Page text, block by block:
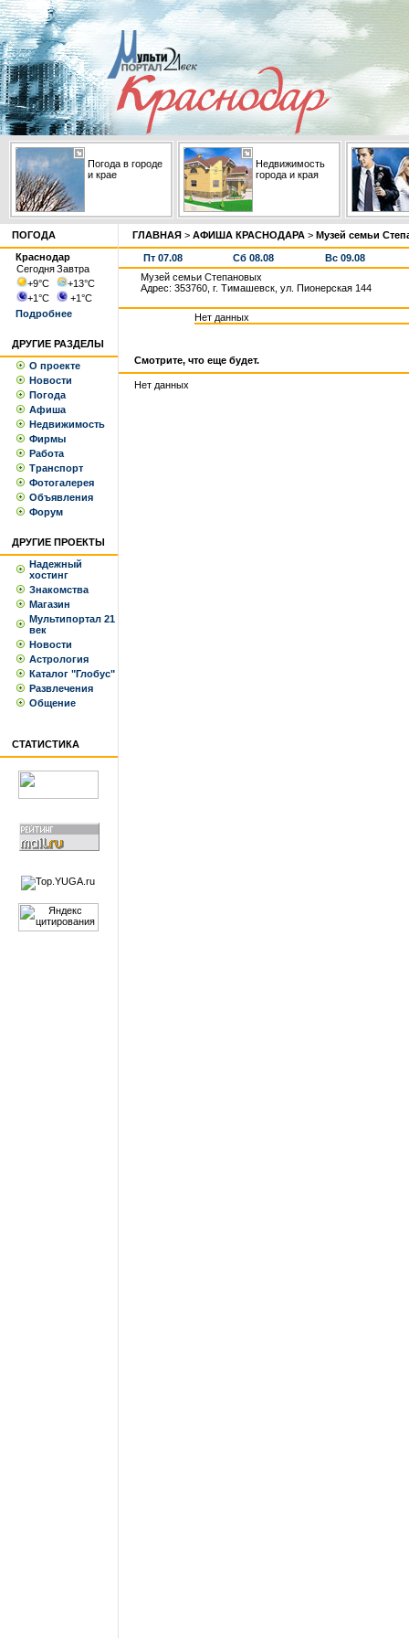
Погода в городе
и крае
Недвижимость
города и края
ПОГОДА
Краснодар
СегодняЗавтра
+9°С +13°С
+1°С +1°С
Подробнее
ДРУГИЕ РАЗДЕЛЫ
О проекте
Новости
Погода
Афиша
Недвижимость
Фирмы
Работа
Транспорт
Фотогалерея
Объявления
Форум
ДРУГИЕ ПРОЕКТЫ
Надежный
хостинг
Знакомства
Магазин
Мультипортал 21
век
Новости
Астрология
Каталог "Глобус"
Развлечения
Общение
СТАТИСТИКА
ГЛАВНАЯ > АФИША КРАСНОДАРА > Музей семьи
Пт 07.08 Сб 08.08
Вс 09.08
Музей семьи Степановых
Адрес: 353760, г. Тимашевск, ул. Пионерская 144
Нет данных
Смотрите, что еще будет.
Нет данных